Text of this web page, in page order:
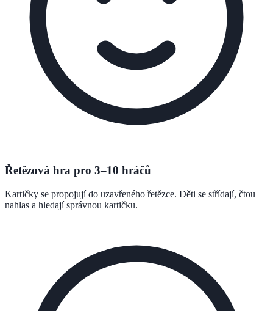
Řetězová hra pro 3–10 hráčů
Kartičky se propojují do uzavřeného řetězce. Děti se střídají, čtou
nahlas a hledají správnou kartičku.